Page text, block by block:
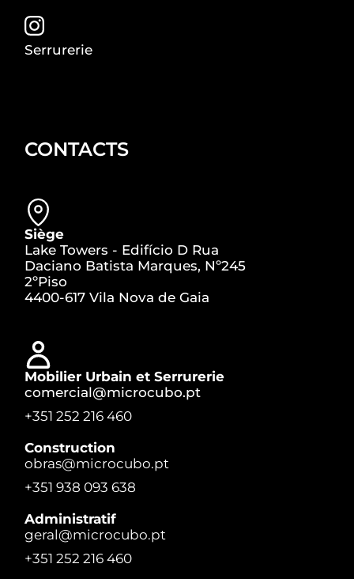
Serrurerie
CONTACTS
Siège
Lake Towers - Edifício D Rua
Daciano Batista Marques, Nº245
2ºPiso
4400-617 Vila Nova de Gaia
Mobilier Urbain et Serrurerie
comercial@microcubo.pt
+351 252 216 460
Construction
obras@microcubo.pt
+351 938 093 638
Administratif
geral@microcubo.pt
+351 252 216 460